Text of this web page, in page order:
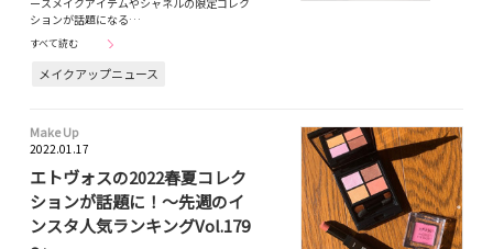
ションが話題になる…
すべて読む
メイクアップニュース
Make Up
2022.01.17
エトヴォスの2022春夏コレク
ションが話題に！～先週のイ
ンスタ人気ランキングVol.179